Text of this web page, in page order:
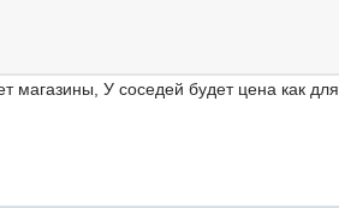
магазины, У соседей будет цена как для